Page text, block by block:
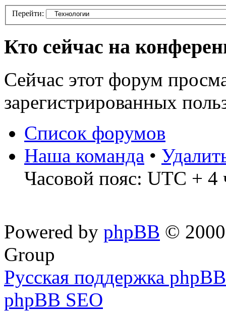
Перейти:
Кто сейчас на
Сейчас этот форум
зарегистрированных
Список форумов
Наша команда •
Часовой пояс: UTC + 4
Powered by phpBB ©
Group
Русская поддержка phpBB
phpBB SEO